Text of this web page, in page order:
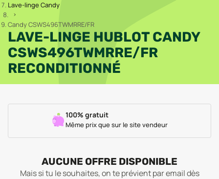
Lave-linge Candy
Candy CSWS496TWMRRE/FR
LAVE-LINGE HUBLOT CANDY
CSWS496TWMRRE/FR
RECONDITIONNÉ
100% gratuit
Même prix que sur le site vendeur
AUCUNE OFFRE DISPONIBLE
Mais si tu le souhaites, on te prévient par email dès